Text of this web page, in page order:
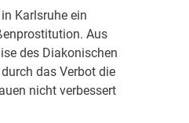
Karlsruhe ein
Aus
des Diakonischen
das Verbot die
nicht verbessert